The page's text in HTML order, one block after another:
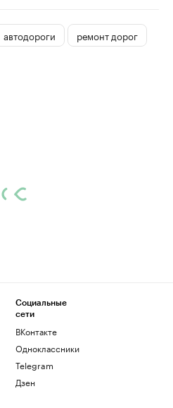
автодороги ремонт дорог
Социальные
сети
ВКонтакте
Одноклассники
Telegram
Дзен